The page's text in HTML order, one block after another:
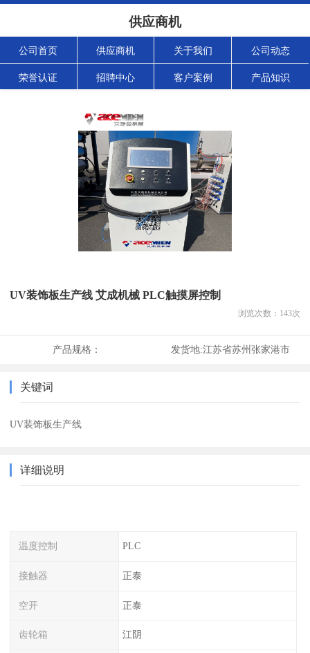
供应商机
公司首页 供应商机 关于我们 公司动态
荣誉认证 招聘中心 客户案例 产品知识
UV装饰板生产线 艾成机械 PLC触摸屏控制
浏览次数： 143次
产品规格： 发货地:江苏省苏州张家港市
关键词
UV装饰板生产线
详细说明
温度控制 PLC
接触器 正泰
空开 正泰
齿轮箱 江阴